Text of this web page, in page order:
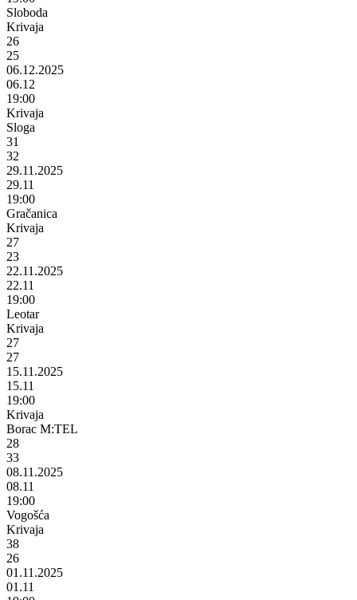
Sloboda
Krivaja
26
25
06.12.2025
06.12
19:00
Krivaja
Sloga
31
32
29.11.2025
29.11
19:00
Gračanica
Krivaja
27
23
22.11.2025
22.11
19:00
Leotar
Krivaja
27
27
15.11.2025
15.11
19:00
Krivaja
Borac M:TEL
28
33
08.11.2025
08.11
19:00
Vogošća
Krivaja
38
26
01.11.2025
01.11